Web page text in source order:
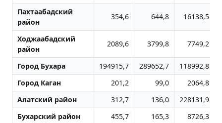
Пахтаабадский
район
354,6 644,8 16138,5
Ходжаабадский
район
2089,6 3799,8 7749,2
Город Бухара 194915,7 289652,7 118992,8
Город Каган
201,2 99,0
2064,8
Алатский район
312,7 136,0 228131,9
Бухарский район
455,7 165,3
8726,3